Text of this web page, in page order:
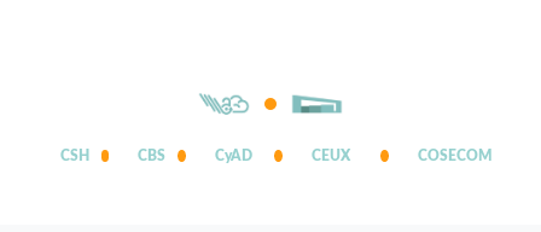
CSH CBS CyAD CEUX COSECOM